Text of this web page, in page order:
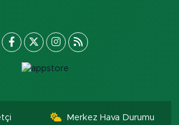
Merkez Hava Durumu